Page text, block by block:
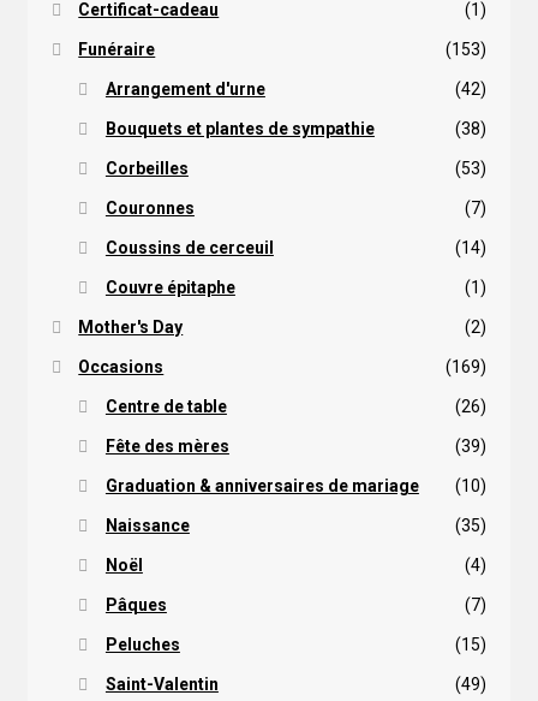
Certificat-cadeau (1)
Funéraire (153)
Arrangement d'urne (42)
Bouquets et plantes de sympathie (38)
Corbeilles (53)
Couronnes (7)
Coussins de cerceuil (14)
Couvre épitaphe (1)
Mother's Day (2)
Occasions (169)
Centre de table (26)
Fête des mères (39)
Graduation & anniversaires de mariage (10)
Naissance (35)
Noël (4)
Pâques (7)
Peluches (15)
Saint-Valentin (49)